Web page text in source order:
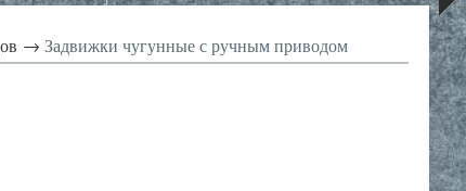
→ Задвижки чугунные с ручным приводом